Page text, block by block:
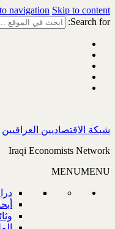
navigation Skip to content
Search for:
شبكة الاقتصاديين العراقيين
Iraqi Economists Network
MENUMENU